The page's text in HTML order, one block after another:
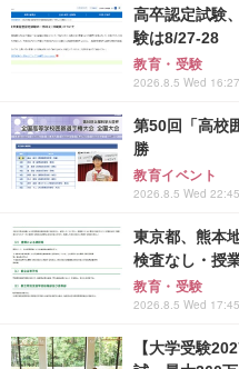
高卒認定試験
験は8/27-28
教育・受験
2026.8.5 Wed 16:27
第50回「高校
勝
教育イベント
2026.8.5 Wed 22:45
東京都、熊本
検査なし・授
教育・受験
2026.8.5 Wed 17:45
【大学受験